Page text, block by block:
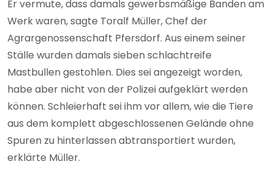
Er vermute, dass damals gewerbsmäßige Banden am
Werk waren, sagte Toralf Müller, Chef der
Agrargenossenschaft Pfersdorf. Aus einem seiner
Ställe wurden damals sieben schlachtreife
Mastbullen gestohlen. Dies sei angezeigt worden,
habe aber nicht von der Polizei aufgeklärt werden
können. Schleierhaft sei ihm vor allem, wie die Tiere
aus dem komplett abgeschlossenen Gelände ohne
Spuren zu hinterlassen abtransportiert wurden,
erklärte Müller.